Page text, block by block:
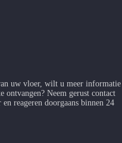
uw vloer, wilt u meer informatie
ontvangen? Neem gerust contact
reageren doorgaans binnen 24